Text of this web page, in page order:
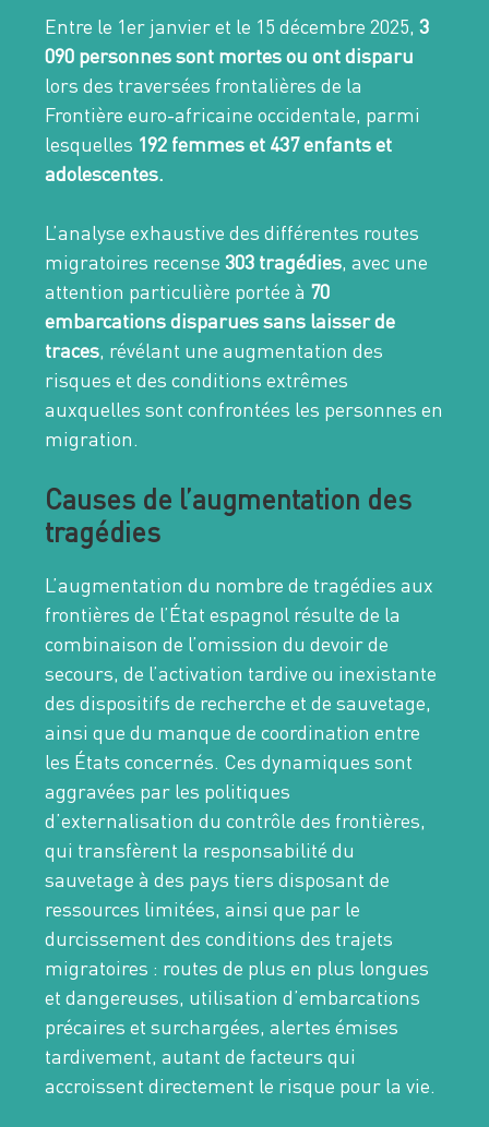
Entre le 1er janvier et le 15 décembre 2025,3
090 personnes sont mortes ou ont disparu
lors des traversées frontalières de la
Frontière euro-africaine occidentale, parmi
lesquelles 192 femmes et 437 enfants et
adolescentes.
L’analyse exhaustive des différentes routes
migratoires recense303 tragédies, avec une
attention particulière portée à 70
embarcations disparues sans laisser de
traces, révélant une augmentation des
risques et des conditions extrêmes
auxquelles sont confrontées les personnes en
migration.
Causes de l’augmentation des
tragédies
L’augmentation du nombre de tragédies aux
frontières de l’État espagnol résulte de la
combinaison de l’omission du devoir de
secours, de l’activation tardive ou inexistante
des dispositifs de recherche et de sauvetage,
ainsi que du manque de coordination entre
les États concernés. Ces dynamiques sont
aggravées par les politiques
d’externalisation du contrôle des frontières,
qui transfèrent la responsabilité du
sauvetage à des pays tiers disposant de
ressources limitées, ainsi que par le
durcissement des conditions des trajets
migratoires : routes de plus en plus longues
et dangereuses, utilisation d’embarcations
précaires et surchargées, alertes émises
tardivement, autant de facteurs qui
accroissent directement le risque pour la vie.